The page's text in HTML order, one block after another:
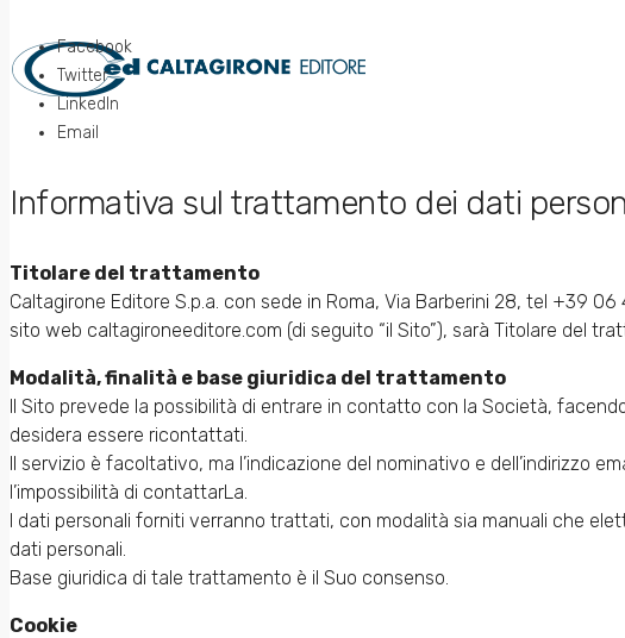
Facebook
Twitter
LinkedIn
Email
Informativa sul trattamento dei dati
Titolare del trattamento
Caltagirone Editore S.p.a. con sede in Roma, Via Barberini 28, tel +39
sito web caltagironeeditore.com (di seguito “il Sito”), sarà Titolare del
Modalità, finalità e base giuridica del trattamento
Il Sito prevede la possibilità di entrare in contatto con la Società,
desidera essere ricontattati.
Il servizio è facoltativo, ma l’indicazione del nominativo e dell’indirizzo
l’impossibilità di contattarLa.
I dati personali forniti verranno trattati, con modalità sia manuali che
dati personali.
Base giuridica di tale trattamento è il Suo consenso.
Cookie